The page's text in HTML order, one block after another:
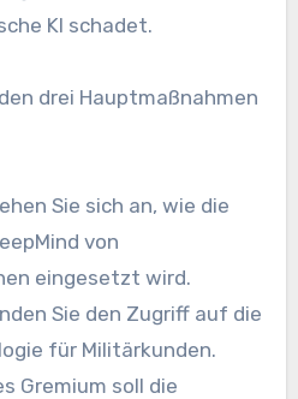
KI schadet.
drei Hauptmaßnahmen
Sie sich an, wie die
von
eingesetzt wird.
Sie den Zugriff auf die
für Militärkunden.
Gremium soll die